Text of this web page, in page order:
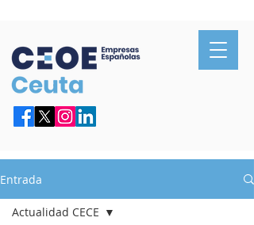
Entrada
Actualidad CECE